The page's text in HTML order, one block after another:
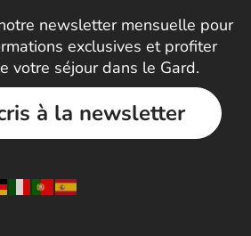
newsletter mensuelle pour
exclusives et profiter
votre séjour dans le Gard.
à la newsletter